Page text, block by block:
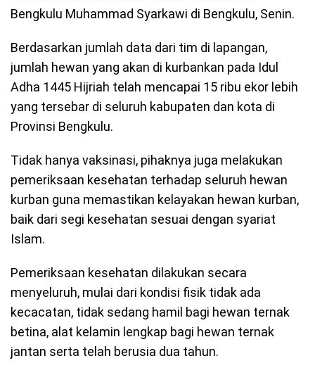
Bengkulu Muhammad Syarkawi di Bengkulu, Senin.
Berdasarkan jumlah data dari tim di lapangan,
jumlah hewan yang akan di kurbankan pada Idul
Adha 1445 Hijriah telah mencapai 15 ribu ekor lebih
yang tersebar di seluruh kabupaten dan kota di
Provinsi Bengkulu.
Tidak hanya vaksinasi, pihaknya juga melakukan
pemeriksaan kesehatan terhadap seluruh hewan
kurban guna memastikan kelayakan hewan kurban,
baik dari segi kesehatan sesuai dengan syariat
Islam.
Pemeriksaan kesehatan dilakukan secara
menyeluruh, mulai dari kondisi fisik tidak ada
kecacatan, tidak sedang hamil bagi hewan ternak
betina, alat kelamin lengkap bagi hewan ternak
jantan serta telah berusia dua tahun.